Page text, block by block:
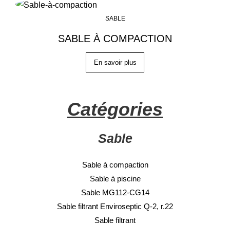
Catégories
Sable
Sable à compaction
Sable à piscine
Sable MG112-CG14
Sable filtrant Enviroseptic Q-2, r.22
Sable filtrant
SABLE
SABLE À COMPACTION
En savoir plus